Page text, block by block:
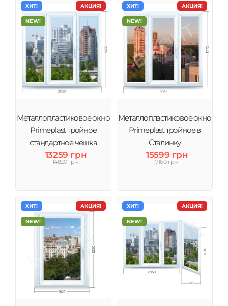
АКЦИЯ!
ХИТ!
NEW!
Металлопластиковое окно
Primeplast тройное
стандартное чешка
13259 грн
14820 грн
АКЦИЯ!
ХИТ!
NEW!
Металлопластиковое окно
Primeplast тройное в
Сталинку
15599 грн
17160 грн
АКЦИЯ!
ХИТ!
NEW!
АКЦИЯ!
ХИТ!
NEW!